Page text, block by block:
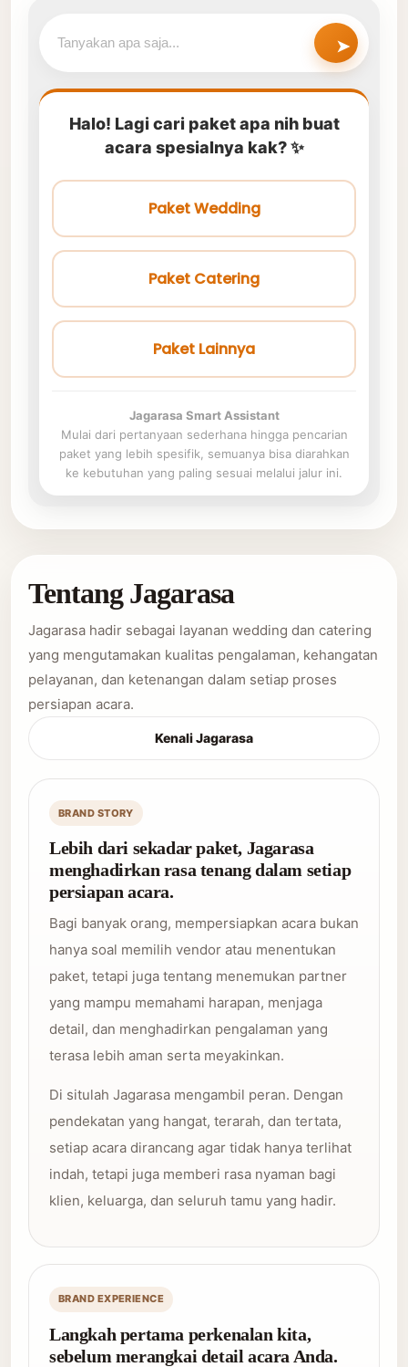
➤
Halo! Lagi cari paket apa nih buat
acara spesialnya kak? ✨
Paket Wedding
Paket Catering
Paket Lainnya
Jagarasa Smart Assistant
Mulai dari pertanyaan sederhana hingga pencarian
paket yang lebih spesifik, semuanya bisa diarahkan
ke kebutuhan yang paling sesuai melalui jalur ini.
Tentang Jagarasa
Jagarasa hadir sebagai layanan wedding dan catering
yang mengutamakan kualitas pengalaman, kehangatan
pelayanan, dan ketenangan dalam setiap proses
persiapan acara.
Kenali Jagarasa
BRAND STORY
Lebih dari sekadar paket, Jagarasa
menghadirkan rasa tenang dalam setiap
persiapan acara.
Bagi banyak orang, mempersiapkan acara bukan
hanya soal memilih vendor atau menentukan
paket, tetapi juga tentang menemukan partner
yang mampu memahami harapan, menjaga
detail, dan menghadirkan pengalaman yang
terasa lebih aman serta meyakinkan.
Di situlah Jagarasa mengambil peran. Dengan
pendekatan yang hangat, terarah, dan tertata,
setiap acara dirancang agar tidak hanya terlihat
indah, tetapi juga memberi rasa nyaman bagi
klien, keluarga, dan seluruh tamu yang hadir.
BRAND EXPERIENCE
Langkah pertama perkenalan kita,
sebelum merangkai detail acara Anda.